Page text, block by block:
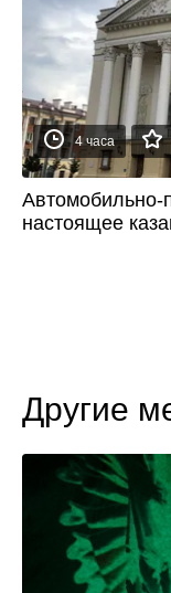
4 часа
Автомобильно-
настоящее
Другие